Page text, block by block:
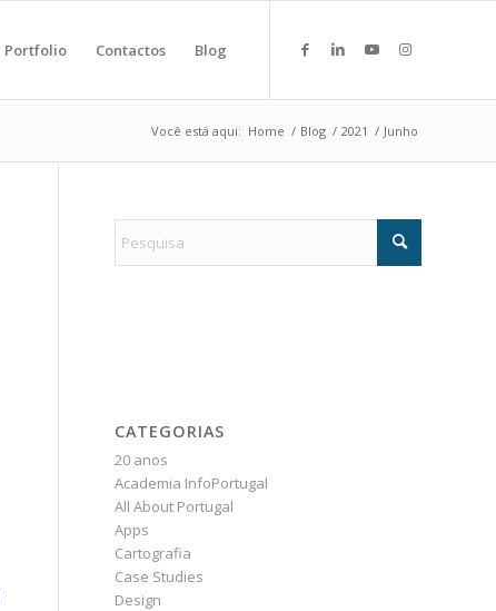
Portfolio Contactos Blog
Você está aqui: Home / Blog / 2021 / Junho
CATEGORIAS
20 anos
Academia InfoPortugal
All About Portugal
Apps
Cartografia
Case Studies
Design